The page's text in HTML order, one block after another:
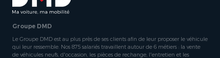
Groupe DMD
Le Groupe DMD est au plus près de ses clients afin de leur proposer le véhicule
qui leur ressemble. Nos 875 salariés travaillent autour de 6 métiers : la vente
de véhicules neufs, d'occasion, les pièces de rechange, l'entretien et les